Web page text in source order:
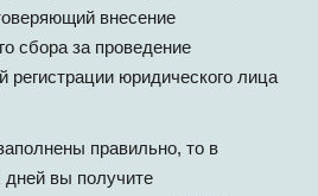
внесение
сбора за проведение
регистрации юридического лица
правильно, то в
дней вы получите